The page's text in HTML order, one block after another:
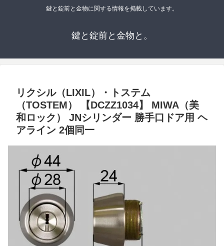
鍵と錠前と金物に関する情報を掲載しています。
鍵と錠前と金物と。
リクシル（LIXIL）・トステム
（TOSTEM） 【DCZZ1034】 MIWA（美
和ロック） JNシリンダー 勝手口ドア用 ヘ
アライン 2個同一